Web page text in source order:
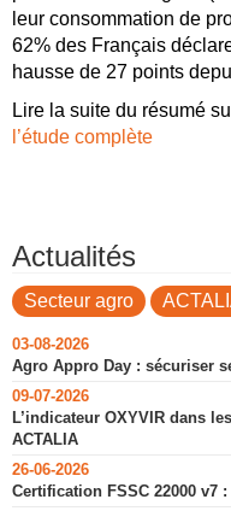
leur consommation de
62% des Français
hausse de 27 points
Lire la suite du résumé
l’étude complète
Actualités
Secteur agro
03-08-2026
Agro Appro Day : sécuriser
09-07-2026
L’indicateur OXYVIR dans
ACTALIA
26-06-2026
Certification FSSC 22000 v7